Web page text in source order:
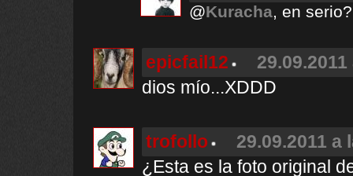
@Kuracha, en
epicfail12
dios mío...XDDD
trofollo
29.09.2011 a
¿Esta es la foto original